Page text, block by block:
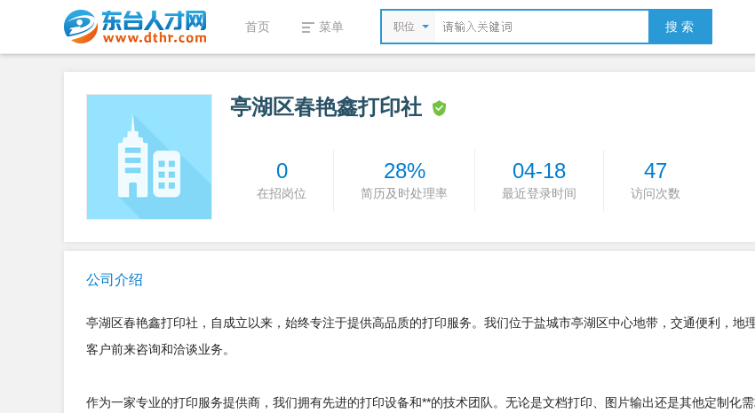
首页 菜单 职位 搜 索
亭湖区春艳鑫打印社
0
在招岗位
28%
简历及时处理率
04-18
最近登录时间
47
访问次数
公司介绍
亭湖区春艳鑫打印社，自成立以来，始终专注于提供高品质的打印服务。我们位于盐城市亭湖区中心地带，交通便利，地
客户前来咨询和洽谈业务。
作为一家专业的打印服务提供商，我们拥有先进的打印设备和**的技术团队。无论是文档打印、图片输出还是其他定制化